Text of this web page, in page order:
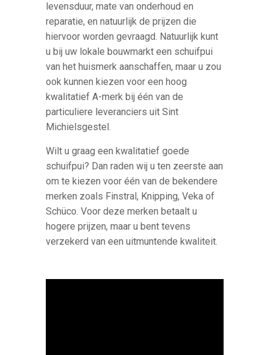
levensduur, mate van onderhoud en
reparatie, en natuurlijk de prijzen die
hiervoor worden gevraagd. Natuurlijk kunt
u bij uw lokale bouwmarkt een schuifpui
van het huismerk aanschaffen, maar u zou
ook kunnen kiezen voor een hoog
kwalitatief A-merk bij één van de
particuliere leveranciers uit Sint
Michielsgestel.
Wilt u graag een kwalitatief goede
schuifpui? Dan raden wij u ten zeerste aan
om te kiezen voor één van de bekendere
merken zoals Finstral, Knipping, Veka of
Schüco. Voor deze merken betaalt u
hogere prijzen, maar u bent tevens
verzekerd van een uitmuntende kwaliteit.